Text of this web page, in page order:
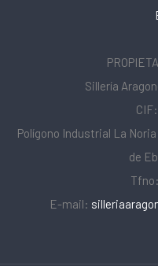
Sillería
Polígono Industrial La
de
E-mail: